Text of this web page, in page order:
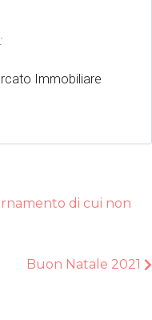
Immobiliare
di cui non
Buon Natale 2021